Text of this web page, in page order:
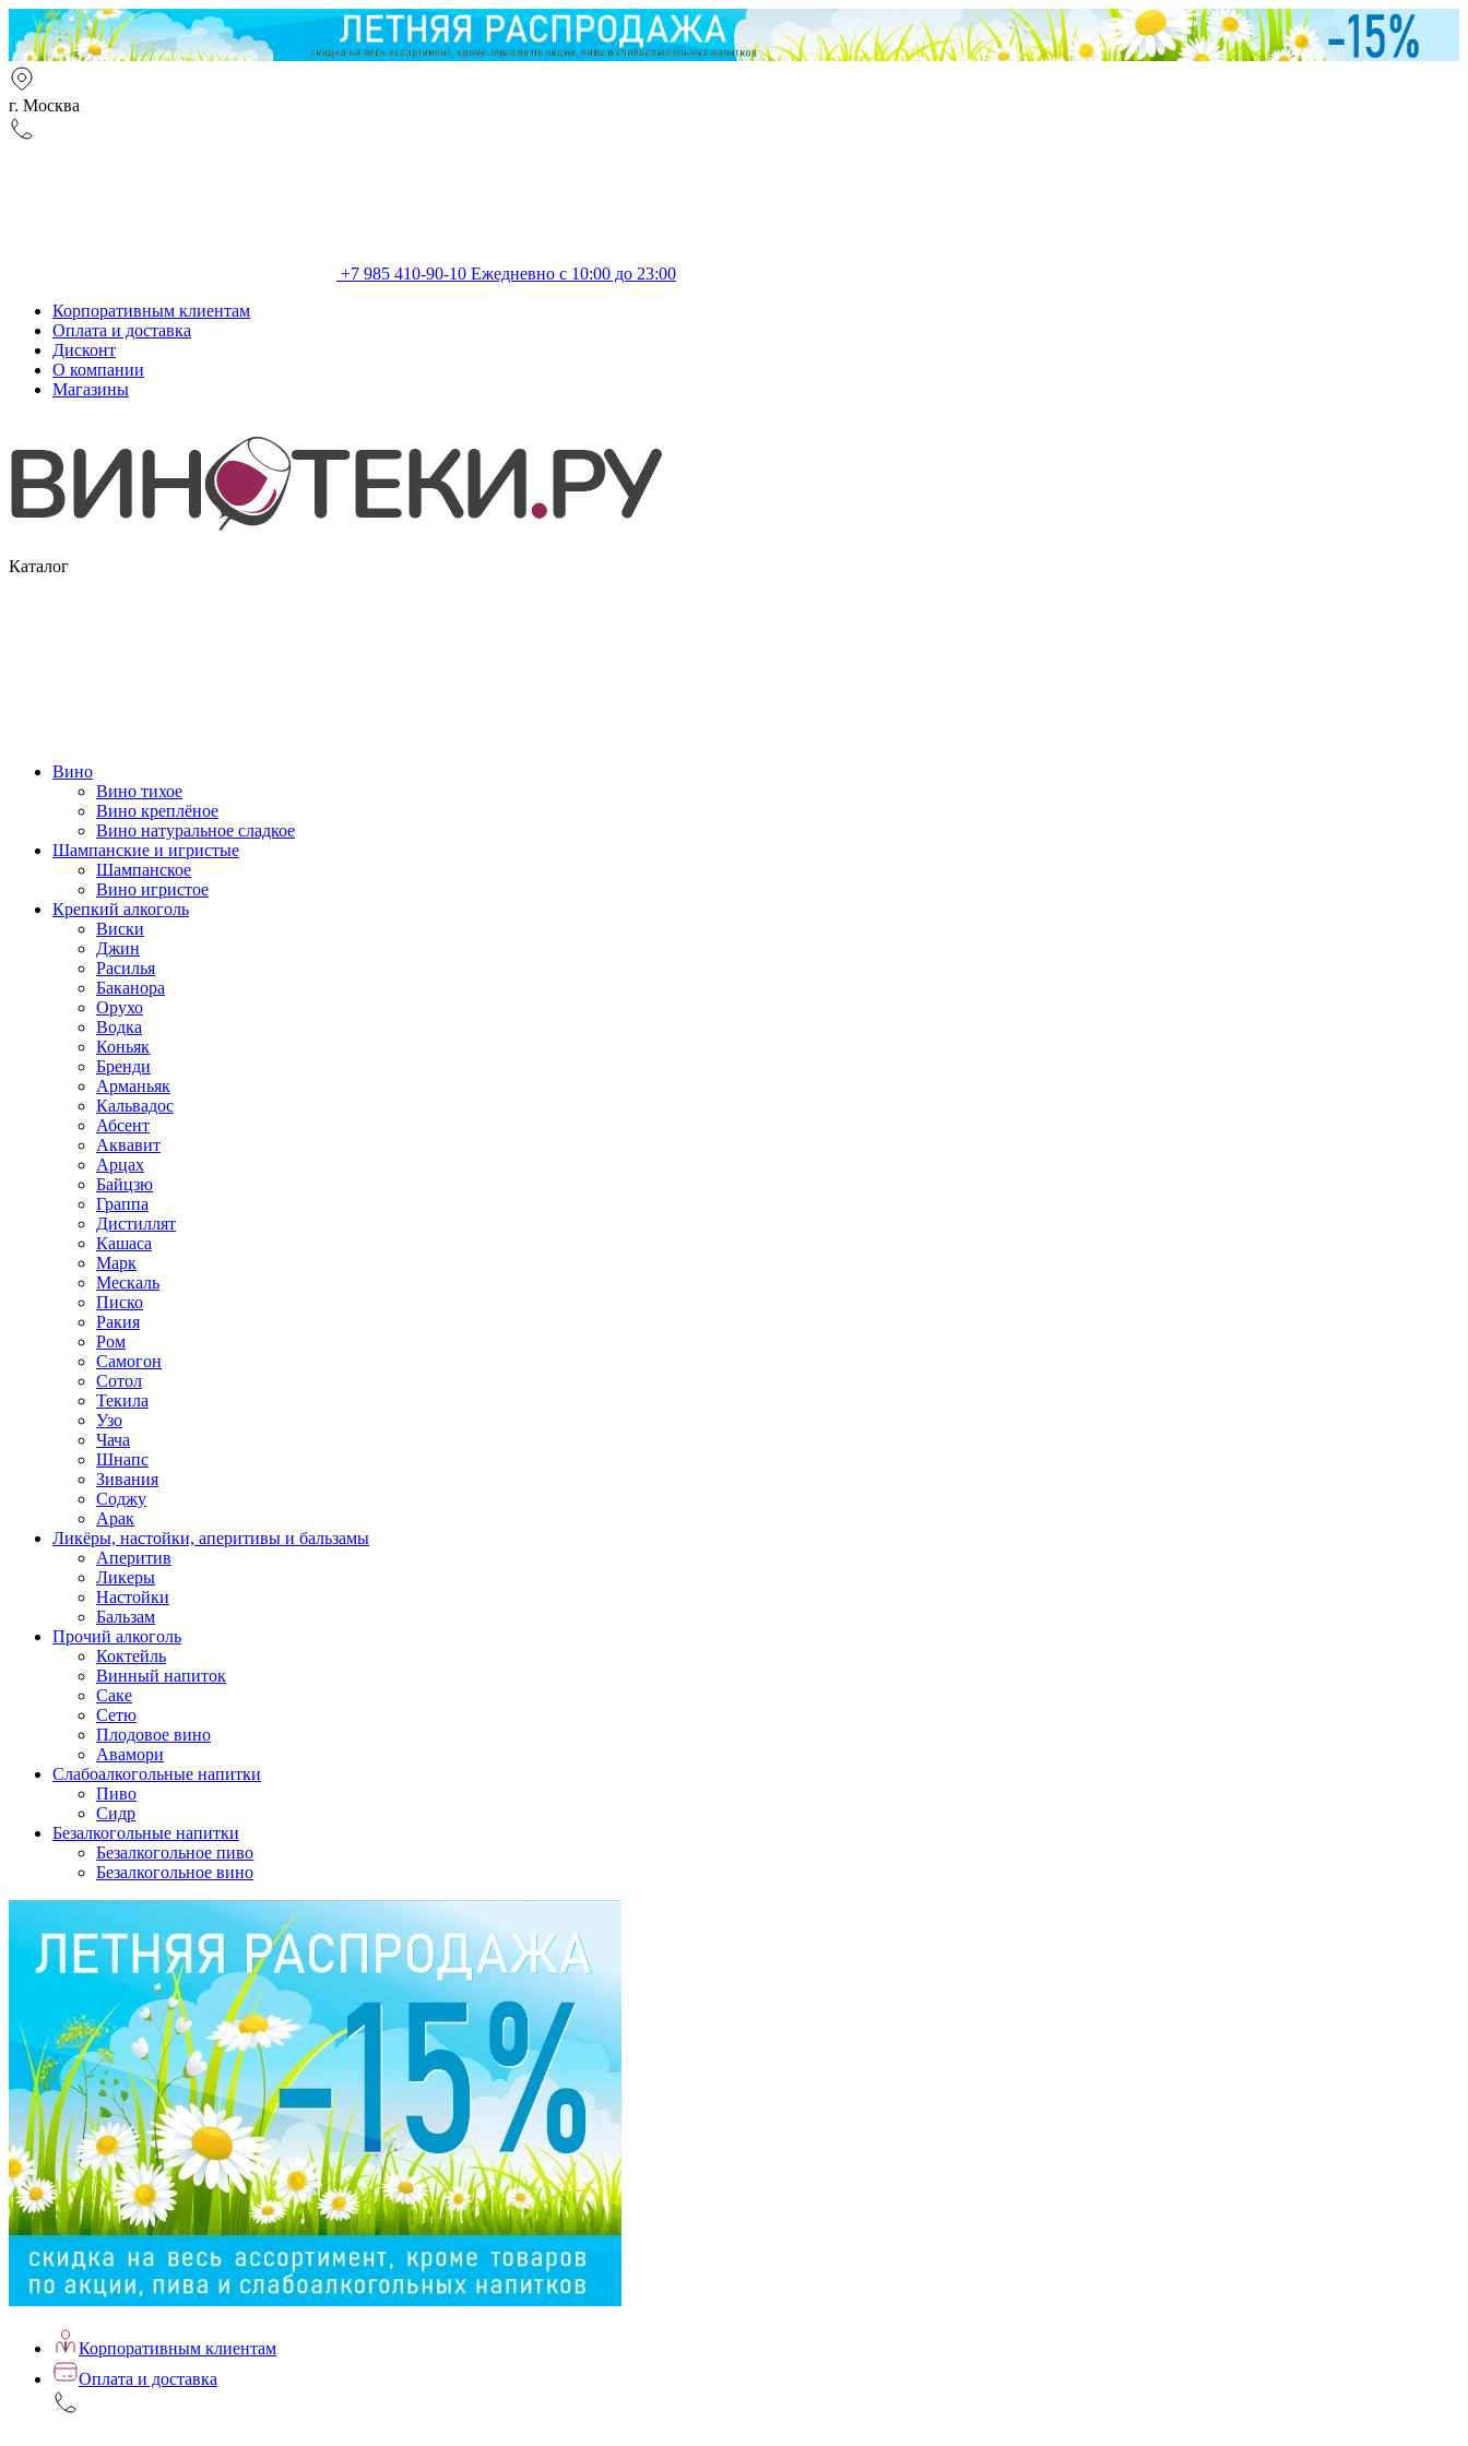
г. Москва
+7 985 410-90-10 Ежедневно с 10:00 до 23:00
Корпоративным клиентам
Оплата и доставка
Дисконт
О компании
Магазины
Каталог
Вино
Вино тихое
Вино креплёное
Вино натуральное сладкое
Шампанские и игристые
Шампанское
Вино игристое
Крепкий алкоголь
Виски
Джин
Расилья
Баканора
Орухо
Водка
Коньяк
Бренди
Арманьяк
Кальвадос
Абсент
Аквавит
Арцах
Байцзю
Граппа
Дистиллят
Кашаса
Марк
Мескаль
Писко
Ракия
Ром
Самогон
Сотол
Текила
Узо
Чача
Шнапс
Зивания
Соджу
Арак
Ликёры, настойки, аперитивы и бальзамы
Аперитив
Ликеры
Настойки
Бальзам
Прочий алкоголь
Коктейль
Винный напиток
Саке
Сетю
Плодовое вино
Авамори
Слабоалкогольные напитки
Пиво
Сидр
Безалкогольные напитки
Безалкогольное пиво
Безалкогольное вино
Корпоративным клиентам
Оплата и доставка